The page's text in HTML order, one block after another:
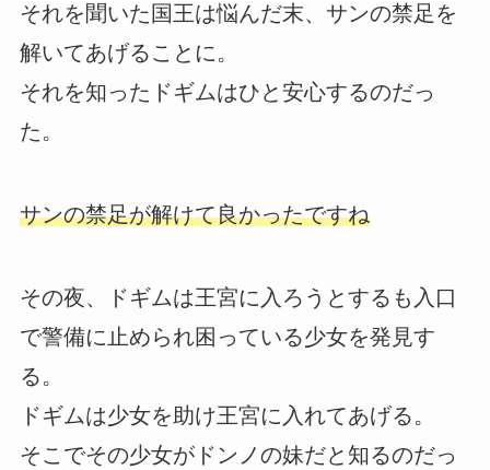
それを聞いた国王は悩んだ末、サンの禁足を
解いてあげることに。
それを知ったドギムはひと安心するのだっ
た。
サンの禁足が解けて良かったですね
その夜、ドギムは王宮に入ろうとするも入口
で警備に止められ困っている少女を発見す
る。
ドギムは少女を助け王宮に入れてあげる。
そこでその少女がドンノの妹だと知るのだっ